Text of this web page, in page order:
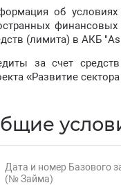
об условиях
(лимита) в АКБ
за счет
«Развитие
Дата и номер Базового
(№ Займа)